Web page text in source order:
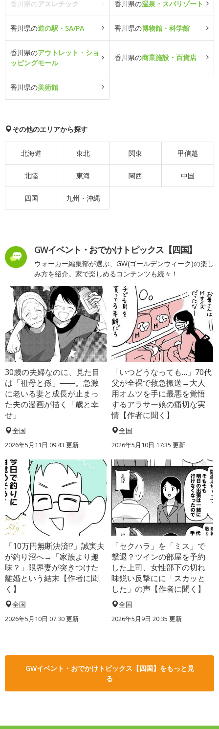
香川県のアスレチック 香川県の温泉・スパリゾート
香川県の道の駅・SA/PA 香川県の博物館・科学館
香川県のアウトレット・ショ
ッピングモール
香川県の商業施設・百貨店
香川県の美術館
その他のエリアから探す
北海道 東北 関東 甲信越
北陸 東海 関西 中国
四国 九州・沖縄
GWイベント・おでかけトピックス【四国】
ウォーカー編集部が選ぶ、GW(ゴールデンウィーク)の楽し
み方を紹介。家で楽しめるコンテンツも続々！
30歳の夫婦なのに、見た目
は「祖母と孫」――。急激
に老いる妻と成長が止まっ
た夫の漫画が描く「歳と幸
せ」
全国
2026年5月11日 09:43 更新
「いつどうなっても…」70代
父が全裸で救急搬送→大人
用オムツを手に最悪を覚悟
するアラサー娘の痛切な実
情【作者に聞く】
全国
2026年5月10日 17:35 更新
「10万円無断決済!?」誠実夫
が釣り沼へ→「家族より趣
味？」限界妻が突きつけた
離婚という結末【作者に聞
く】
全国
2026年5月10日 07:30 更新
「セクハラ」を「ミス」で
撃退？ツインの部屋を予約
した上司、女性部下の切れ
味鋭い反撃にに「スカッと
した」の声【作者に聞く】
全国
2026年5月9日 20:35 更新
GWイベント・おでかけトピックス【四国】をもっと見
る